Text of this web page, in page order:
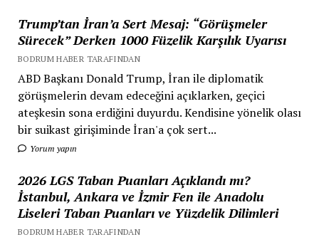
Trump’tan İran’a Sert Mesaj: “Görüşmeler
Sürecek” Derken 1000 Füzelik Karşılık Uyarısı
BODRUM HABER TARAFINDAN
ABD Başkanı Donald Trump, İran ile diplomatik
görüşmelerin devam edeceğini açıklarken, geçici
ateşkesin sona erdiğini duyurdu. Kendisine yönelik olası
bir suikast girişiminde İran'a çok sert...
Yorum yapın
2026 LGS Taban Puanları Açıklandı mı?
İstanbul, Ankara ve İzmir Fen ile Anadolu
Liseleri Taban Puanları ve Yüzdelik Dilimleri
BODRUM HABER TARAFINDAN